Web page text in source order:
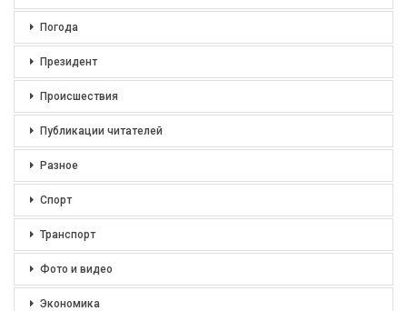
Погода
Президент
Происшествия
Публикации читателей
Разное
Спорт
Транспорт
Фото и видео
Экономика